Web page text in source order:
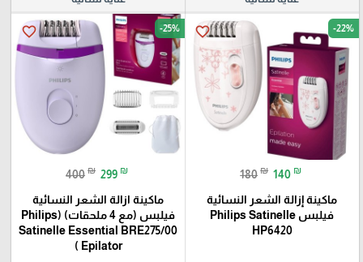
favorite_border -22%
180 ₪ 140 ₪
ماكينة إزالة الشعر النسائية
فيلبس Philips Satinelle
HP6420
favorite_border -25%
400 ₪ 299 ₪
ماكينة ازالة الشعر النسائية
فيلبس (مع 4 ملحقات) (Philips
Satinelle Essential BRE275/00
( Epilator